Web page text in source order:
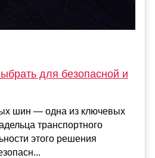
для безопасной и
шин — одна из ключевых
транспортного
этого решения